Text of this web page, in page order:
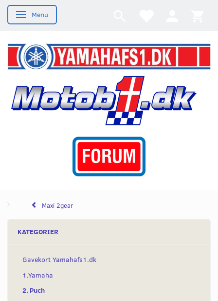
Skifte navigation
Menu
Maxi 2gear
KATEGORIER
Gavekort Yamahafs1.dk
1.Yamaha
2. Puch